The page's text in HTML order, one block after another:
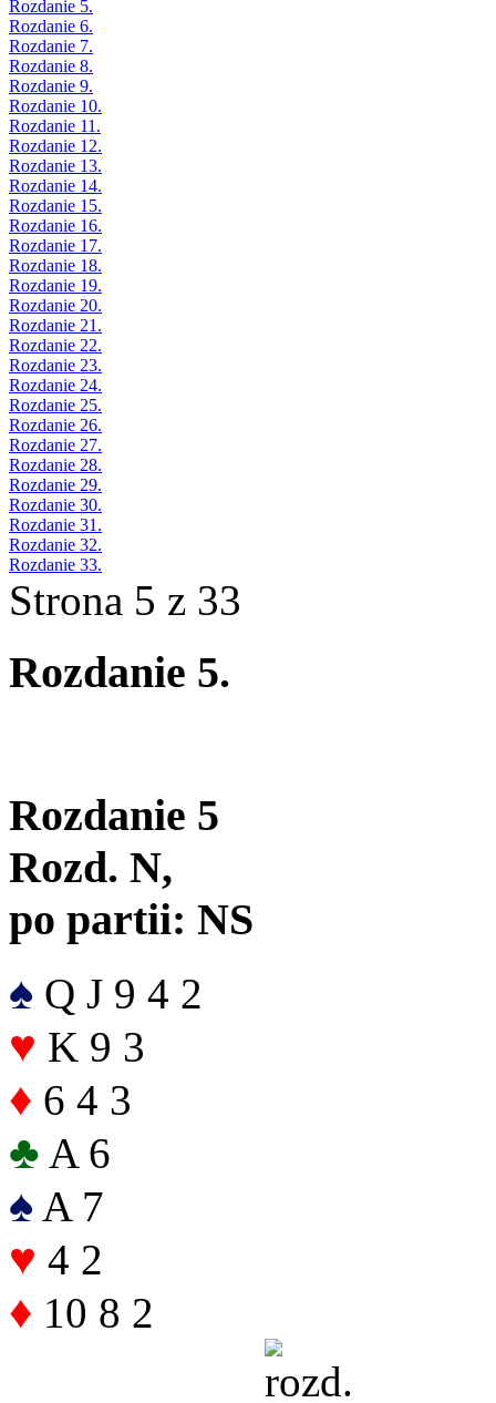
Rozdanie 5.
Rozdanie 6.
Rozdanie 7.
Rozdanie 8.
Rozdanie 9.
Rozdanie 10.
Rozdanie 11.
Rozdanie 12.
Rozdanie 13.
Rozdanie 14.
Rozdanie 15.
Rozdanie 16.
Rozdanie 17.
Rozdanie 18.
Rozdanie 19.
Rozdanie 20.
Rozdanie 21.
Rozdanie 22.
Rozdanie 23.
Rozdanie 24.
Rozdanie 25.
Rozdanie 26.
Rozdanie 27.
Rozdanie 28.
Rozdanie 29.
Rozdanie 30.
Rozdanie 31.
Rozdanie 32.
Rozdanie 33.
Strona 5 z 33
Rozdanie 5.
Rozdanie 5
Rozd. N,
po partii: NS
♠ Q J 9 4 2
♥ K 9 3
♦ 6 4 3
♣ A 6
♠ A 7
♥ 4 2
♦ 10 8 2